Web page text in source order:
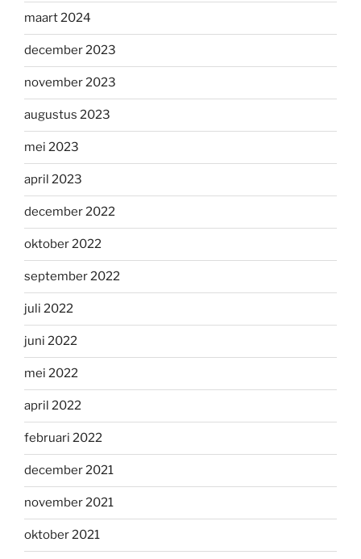
maart 2024
december 2023
november 2023
augustus 2023
mei 2023
april 2023
december 2022
oktober 2022
september 2022
juli 2022
juni 2022
mei 2022
april 2022
februari 2022
december 2021
november 2021
oktober 2021